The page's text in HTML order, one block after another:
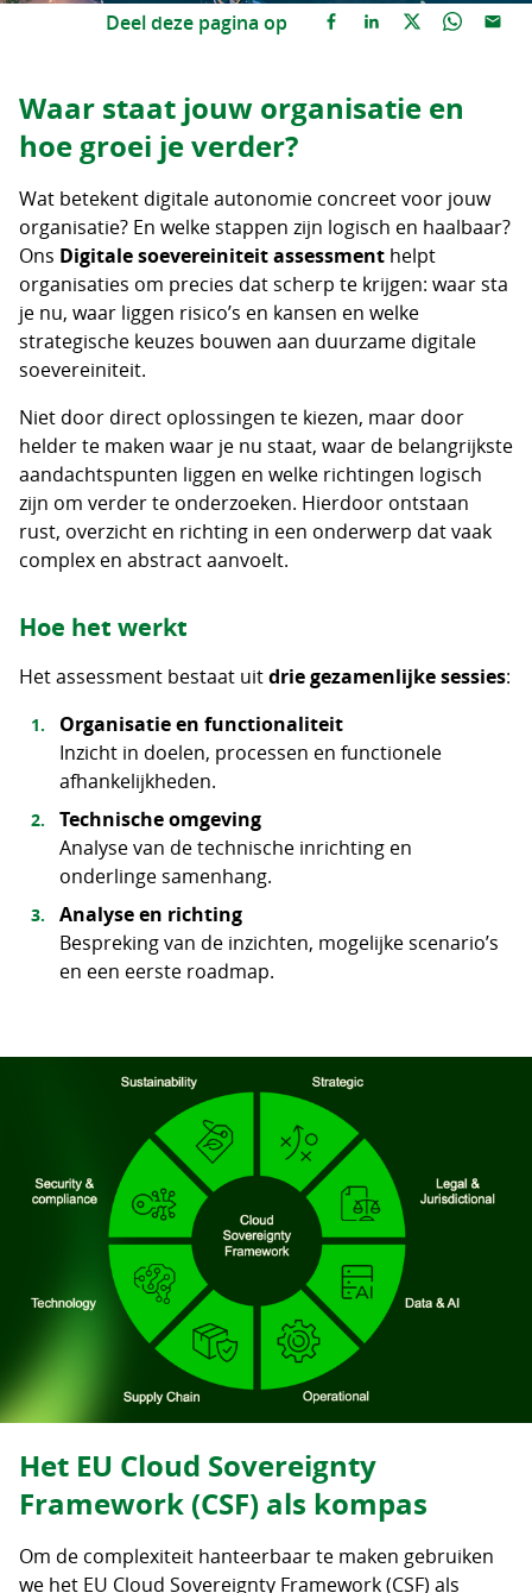
Deel deze pagina op
Waar staat jouw organisatie en
hoe groei je verder?
Wat betekent digitale autonomie concreet voor jouw
organisatie? En welke stappen zijn logisch en haalbaar?
Ons Digitale soevereiniteit assessment helpt
organisaties om precies dat scherp te krijgen: waar sta
je nu, waar liggen risico’s en kansen en welke
strategische keuzes bouwen aan duurzame digitale
soevereiniteit.
Niet door direct oplossingen te kiezen, maar door
helder te maken waar je nu staat, waar de belangrijkste
aandachtspunten liggen en welke richtingen logisch
zijn om verder te onderzoeken. Hierdoor ontstaan
rust, overzicht en richting in een onderwerp dat vaak
complex en abstract aanvoelt.
Hoe het werkt
Het assessment bestaat uitdrie gezamenlijke sessies:
Organisatie en functionaliteit
Inzicht in doelen, processen en functionele
afhankelijkheden.
Technische omgeving
Analyse van de technische inrichting en
onderlinge samenhang.
Analyse en richting
Bespreking van de inzichten, mogelijke scenario’s
en een eerste roadmap.
Het EU Cloud Sovereignty
Framework (CSF) als kompas
Om de complexiteit hanteerbaar te maken gebruiken
we het EU Cloud Sovereignty Framework (CSF) als